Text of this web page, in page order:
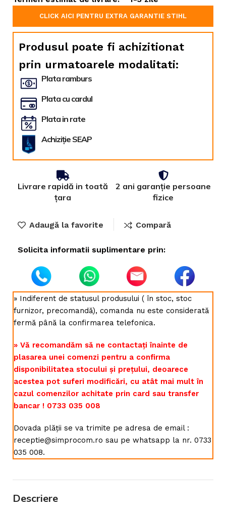
CLICK AICI PENTRU EXTRA GARANTIE STIHL
Produsul poate fi achizitionat
prin urmatoarele modalitati:
Plata ramburs
Plata cu cardul
Plata in rate
Achiziție SEAP
Livrare rapidă in toată
țara
2 ani garanție persoane
fizice
Adaugă la favorite Compară
Solicita informatii suplimentare prin:
» Indiferent de statusul produsului ( în stoc, stoc
furnizor, precomandă), comanda nu este considerată
fermă până la confirmarea telefonica.
» Vă recomandăm să ne contactați înainte de
plasarea unei comenzi pentru a confirma
disponibilitatea stocului și prețului, deoarece
acestea pot suferi modificări, cu atât mai mult în
cazul comenzilor achitate prin card sau transfer
bancar ! 0733 035 008
Dovada plății se va trimite pe adresa de email :
receptie@simprocom.ro sau pe whatsapp la nr. 0733
035 008.
Descriere